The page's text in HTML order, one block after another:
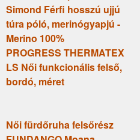
Simond Férfi hosszú ujjú
túra póló, merinógyapjú -
Merino 100%
PROGRESS THERMATEX
LS Női funkcionális felső,
bordó, méret
Női fürdőruha felsőrész